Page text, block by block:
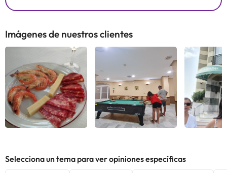
Imágenes de nuestros clientes
Selecciona un tema para ver opiniones específicas